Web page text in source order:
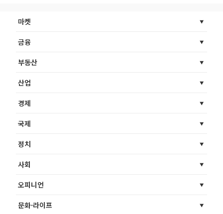
마켓
금융
부동산
산업
경제
국제
정치
사회
오피니언
문화·라이프